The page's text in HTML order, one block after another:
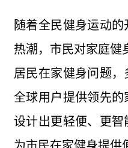
随着全民健身运动
热潮，市民对家庭健
居民在家健身问题
全球用户提供领先
设计出更轻便、更